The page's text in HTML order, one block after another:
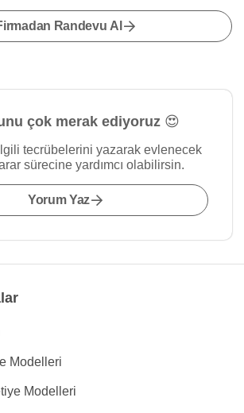
Randevu Al
çok merak ediyoruz 😍
tecrübelerini yazarak evlenecek
sürecine yardımcı olabilirsin.
Yorum Yaz
Modelleri
Modelleri